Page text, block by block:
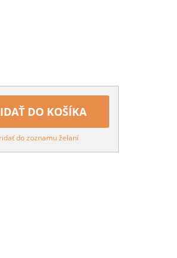
DO KOŠÍKA
do zoznamu želaní